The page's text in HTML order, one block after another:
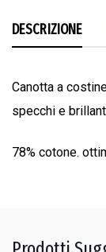
DESCRIZIONE
Canotta a
specchi e
78% cotone.